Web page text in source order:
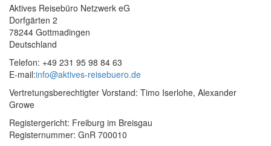
Aktives Reisebüro Netzwerk eG
Dorfgärten 2
78244 Gottmadingen
Deutschland
Telefon: +49 231 95 98 84 63
E-mail:info@aktives-reisebuero.de
Vertretungsberechtigter Vorstand: Timo Iserlohe, Alexander
Growe
Registergericht: Freiburg im Breisgau
Registernummer: GnR 700010